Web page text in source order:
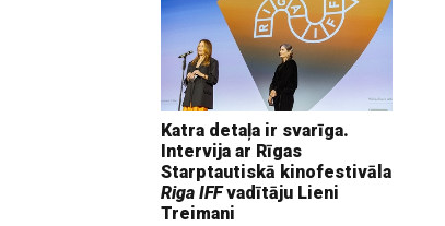
Katra detaļa ir svarīga.
Intervija ar Rīgas
Starptautiskā kinofestivāla
Riga IFFvadītāju Lieni
Treimani